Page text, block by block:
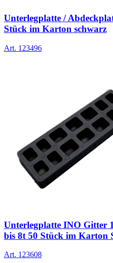
Unterlegplatte /
Stück im Karton schwarz
Art. 123496
Unterlegplatte INO Gitter
bis 8t 50 Stück im Karton
Art. 123608